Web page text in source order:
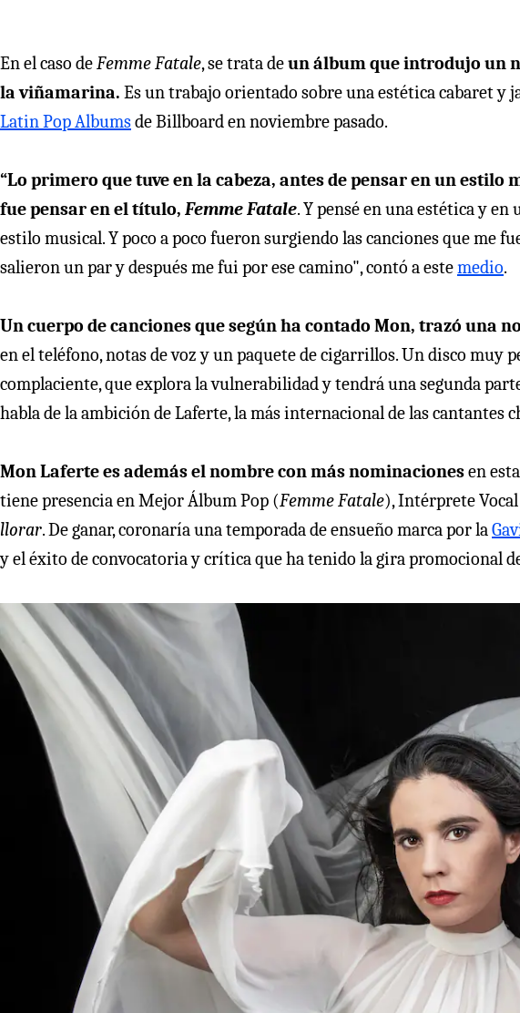
En el caso deFemme Fatale, se trata deun álbum que introdujo un
la viñamarina. Es un trabajo orientado sobre una estética cabaret y
Latin Pop Albumsde Billboard en noviembre pasado.
“Lo primero que tuve en la cabeza, antes de pensar en un estilo
fue pensar en el título, Femme Fatale. Y pensé en una estética y en
estilo musical. Y poco a poco fueron surgiendo las canciones que me
salieron un par y después me fui por ese camino", contó a estemedio.
Un cuerpo de canciones que según ha contado Mon, trazó una
en el teléfono, notas de voz y un paquete de cigarrillos. Un disco muy
complaciente, que explora la vulnerabilidad y tendrá una segunda
habla de la ambición de Laferte, la más internacional de las cantantes
Mon Laferte es además el nombre con más nominacionesen
tiene presencia en Mejor Álbum Pop (Femme Fatale), Intérprete
llorar. De ganar, coronaría una temporada de ensueño marca por la
y el éxito de convocatoria y crítica que ha tenido la gira promocional